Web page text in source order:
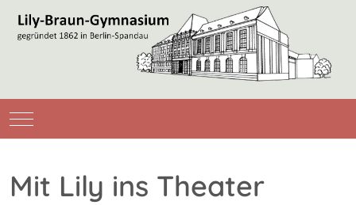
Mobile Menu Toggle
Mit Lily ins Theater